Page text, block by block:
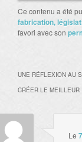
Ce contenu a été
fabrication,
favori avec son
UNE RÉFLEXION AU
CRÉER LE MEILLEUR
Le